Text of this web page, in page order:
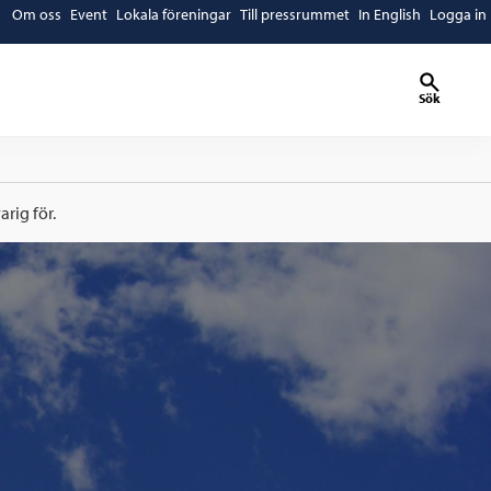
Om oss Event Lokala föreningar Till pressrummet In English Logga in
Sök
för.